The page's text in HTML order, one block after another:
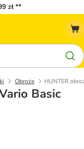
zł **
Obroże HUNTER
Basic